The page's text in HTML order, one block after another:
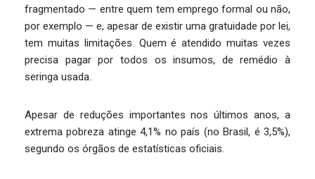
fragmentado — entre quem tem emprego formal ou não,
por exemplo — e, apesar de existir uma gratuidade por lei,
tem muitas limitações. Quem é atendido muitas vezes
precisa pagar por todos os insumos, de remédio à
seringa usada.
Apesar de reduções importantes nos últimos anos, a
extrema pobreza atinge 4,1% no país (no Brasil, é 3,5%),
segundo os órgãos de estatísticas oficiais.